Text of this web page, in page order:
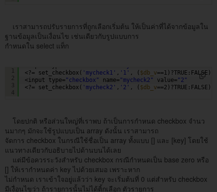
เราสามารถปรับรายการที่ถูกเลือกเริ่มต้น ให้เป็นค่าที่ได้จากข้อมูลใน
ฐานข้อมูลเป็นเงื่อนไข เช่นเดียวกับรูปแบบการ
กำหนดใน select แท็ก
1
2
3
4
<?= set_checkbox( 'mycheck1' , '1' , ( $db_v
<input type="checkbox" name="mycheck2" value="2"
<?= set_checkbox( 'mycheck2' , '2' , ( $db_v
โดยปกติ หรือส่วนใหญ่ที่เราพบ ถ้าเป็นการกำหนด checkbox จำนว
นมากๆ มักจะใช้รูปแบบเป็น array ดังนั้น เราสามารถ
จัดการ checkbox ในกรณีใช้ชื่อเป็น array ทั้งแบบ [] และ [key] โดยใช้
แนวทางเดียวกับอธิบายไปด้านบนได้เลย
แต่มีข้อควรระวังสำหรับ checkbox กรณีกำหนดเป็น base zero หรือ
[] ให้เรากำหนดค่า key ไปด้วยเสมอ เพราะหาก
ไม่กำหนด เราเข้าใจอยู่แล้วว่า key จะเริ่มต้นที่ 0 แต่สำหรับ checkbox
มีเงื่อนไขว่า ถ้ารายการนั้นไม่ได้ติ้กเลือก ตัวรายการ